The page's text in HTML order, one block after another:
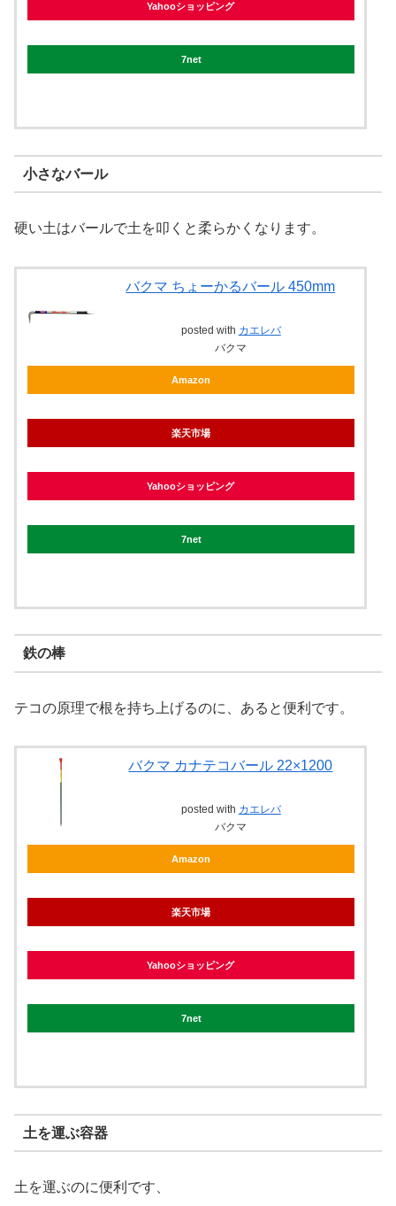
Yahooショッピング
7net
小さなバール
硬い土はバールで土を叩くと柔らかくなります。
バクマ ちょーかるバール 450mm
posted with カエレバ
バクマ
Amazon
楽天市場
Yahooショッピング
7net
鉄の棒
テコの原理で根を持ち上げるのに、あると便利です。
バクマ カナテコバール 22×1200
posted with カエレバ
バクマ
Amazon
楽天市場
Yahooショッピング
7net
土を運ぶ容器
土を運ぶのに便利です、